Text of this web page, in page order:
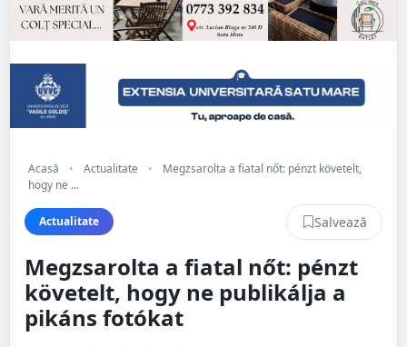
Acasă • Actualitate •
Megzsarolta a fiatal nőt: pénzt követelt,
hogy ne ...
Actualitate Salvează
Megzsarolta a fiatal nőt: pénzt
követelt, hogy ne publikálja a
pikáns fotókat